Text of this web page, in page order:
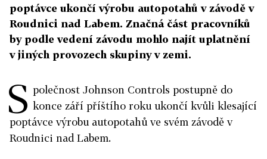
poptávce ukončí výrobu autopotahů v závodě v
Roudnici nad Labem. Značná část pracovníků
by podle vedení závodu mohlo najít uplatnění
v jiných provozech skupiny v zemi.
S polečnost Johnson Controls postupně do
konce září příštího roku ukončí kvůli klesající
poptávce výrobu autopotahů ve svém závodě v
Roudnici nad Labem.